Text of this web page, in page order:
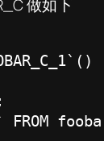
做如下
FROM